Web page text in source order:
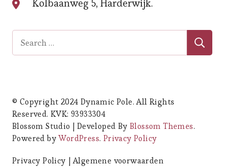
Kolbaanweg 5, Harderwijk.
Search
for:
© Copyright 2024 Dynamic Pole. All Rights
Reserved. KVK: 93933304
Blossom Studio | Developed By Blossom Themes.
Powered byWordPress. Privacy Policy
Privacy Policy Algemene voorwaarden